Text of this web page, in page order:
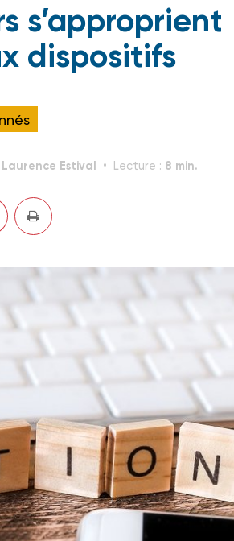
s’approprient
dispositifs
Laurence Estival Lecture : 8 min.